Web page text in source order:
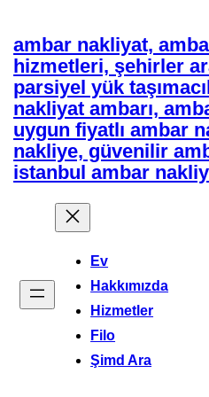
İçeriğe
geç
ambar nakliyat,
hizmetleri, şehirler
parsiyel yük
nakliyat ambarı,
uygun fiyatlı ambar
nakliye, güvenilir
istanbul ambar
Ev
Hakkımızda
Hizmetler
Filo
Şimd Ara